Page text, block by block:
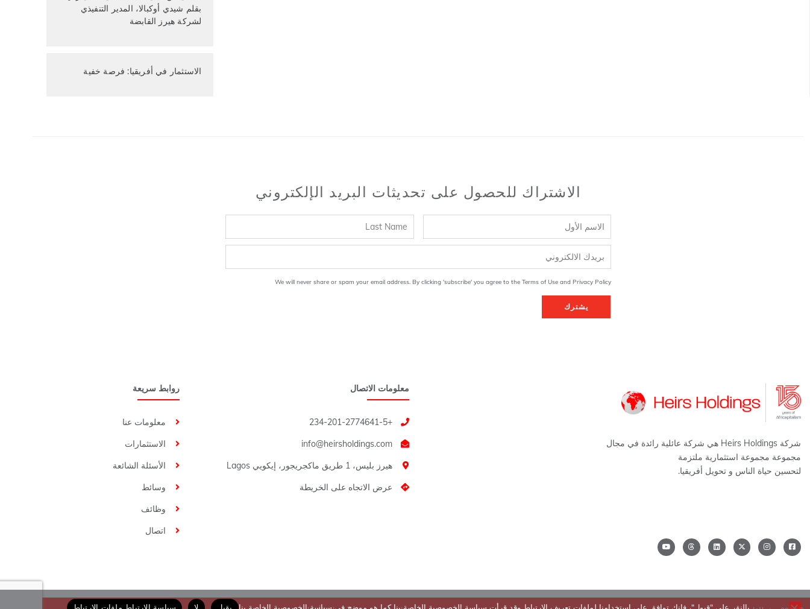
بقلم شيدي أوكبالا، المدير التنفيذي
لشركة هيرز القابضة
الاستثمار في أفريقيا: فرصة خفية
الاشتراك للحصول على تحديثات البريد الإلكتروني
We will never share or spam your email address. By clicking 'subscribe' you agree to the Terms of Use and Privacy Policy
يشترك
شركة Heirs Holdings هي شركة عائلية رائدة في مجال
مجموعة مجموعة استثمارية ملتزمة
لتحسين حياة الناس و تحويل أفريقيا.
معلومات الاتصال
+234-201-2774641-5
هيرز بليس، 1 طريق ماكجريجور، إيكويي Lagos
عرض الاتجاه على الخريطة
روابط سريعة
معلومات عنا
الاستثمارات
الأسئلة الشائعة
وسائط
وظائف
اتصال